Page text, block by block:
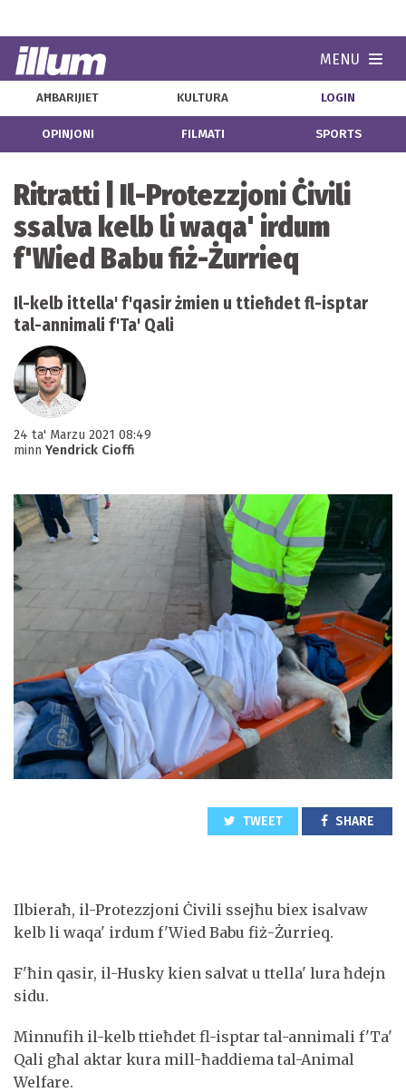
MENU
AĦBARIJIET KULTURA LOGIN
OPINJONI FILMATI SPORTS
Ritratti | Il-Protezzjoni Ċivili
ssalva kelb li waqa' irdum
f'Wied Babu fiż-Żurrieq
Il-kelb ittella' f'qasir żmien u ttieħdet fl-isptar
tal-annimali f'Ta' Qali
24 ta' Marzu 2021 08:49
minn Yendrick Cioffi
TWEET SHARE
Ilbieraħ, il-Protezzjoni Ċivili ssejħu biex isalvaw
kelb li waqa' irdum f'Wied Babu fiż-Żurrieq.
F'ħin qasir, il-Husky kien salvat u ttella' lura ħdejn
sidu.
Minnufih il-kelb ttieħdet fl-isptar tal-annimali f'Ta'
Qali għal aktar kura mill-ħaddiema tal-Animal
Welfare.